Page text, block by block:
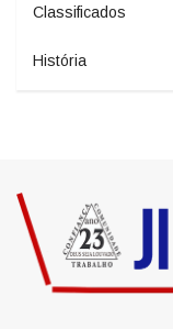
Politica
Esportes